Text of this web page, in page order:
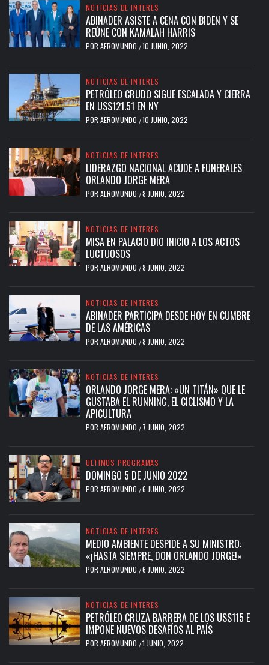
NOTICIAS DE INTERES
ABINADER ASISTE A CENA CON BIDEN Y SE
REÚNE CON KAMALAH HARRIS
POR AEROMUNDO /10 JUNIO, 2022
NOTICIAS DE INTERES
PETRÓLEO CRUDO SIGUE ESCALADA Y CIERRA
EN US$121.51 EN NY
POR AEROMUNDO /10 JUNIO, 2022
NOTICIAS DE INTERES
LIDERAZGO NACIONAL ACUDE A FUNERALES
ORLANDO JORGE MERA
POR AEROMUNDO /8 JUNIO, 2022
NOTICIAS DE INTERES
MISA EN PALACIO DIO INICIO A LOS ACTOS
LUCTUOSOS
POR AEROMUNDO /8 JUNIO, 2022
NOTICIAS DE INTERES
ABINADER PARTICIPA DESDE HOY EN CUMBRE
DE LAS AMÉRICAS
POR AEROMUNDO /8 JUNIO, 2022
NOTICIAS DE INTERES
ORLANDO JORGE MERA: «UN TITÁN» QUE LE
GUSTABA EL RUNNING, EL CICLISMO Y LA
APICULTURA
POR AEROMUNDO / 7 JUNIO, 2022
ULTIMOS PROGRAMAS
DOMINGO 5 DE JUNIO 2022
POR AEROMUNDO /6 JUNIO, 2022
NOTICIAS DE INTERES
MEDIO AMBIENTE DESPIDE A SU MINISTRO:
«¡HASTA SIEMPRE, DON ORLANDO JORGE!»
POR AEROMUNDO /6 JUNIO, 2022
NOTICIAS DE INTERES
PETRÓLEO CRUZA BARRERA DE LOS US$115 E
IMPONE NUEVOS DESAFÍOS AL PAÍS
POR AEROMUNDO /1 JUNIO, 2022